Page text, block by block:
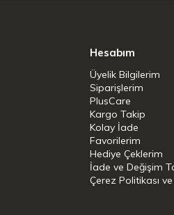
ve temas edilen yüzeyin
edin
Hesabım
Üyelik Bilgilerim
Siparişlerim
PlusCare
Kargo Takip
Kolay İade
Favorilerim
Hediye Çeklerim
İade ve Değişim
Çerez Politikası